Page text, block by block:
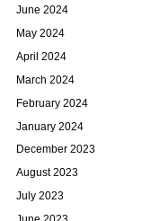
June 2024
May 2024
April 2024
March 2024
February 2024
January 2024
December 2023
August 2023
July 2023